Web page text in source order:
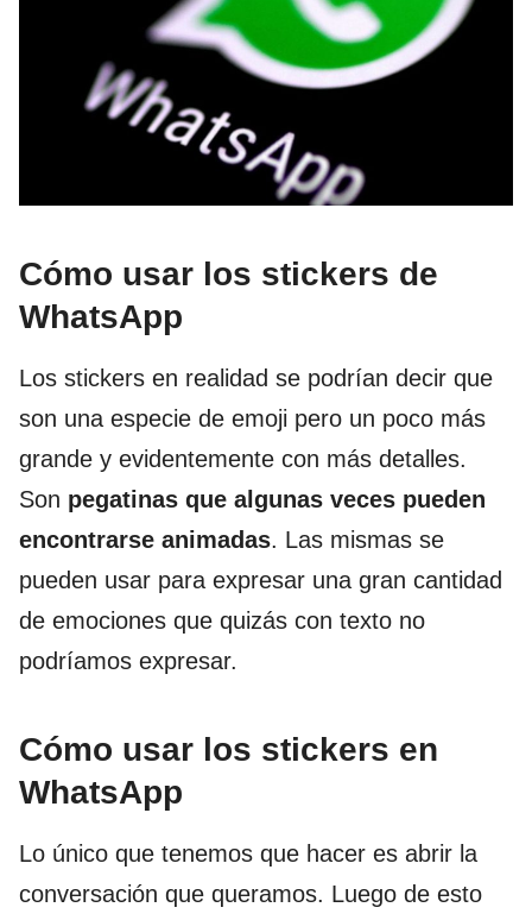
Cómo usar los stickers de
WhatsApp
Los stickers en realidad se podrían decir que
son una especie de emoji pero un poco más
grande y evidentemente con más detalles.
Son pegatinas que algunas veces pueden
encontrarse animadas. Las mismas se
pueden usar para expresar una gran cantidad
de emociones que quizás con texto no
podríamos expresar.
Cómo usar los stickers en
WhatsApp
Lo único que tenemos que hacer es abrir la
conversación que queramos. Luego de esto